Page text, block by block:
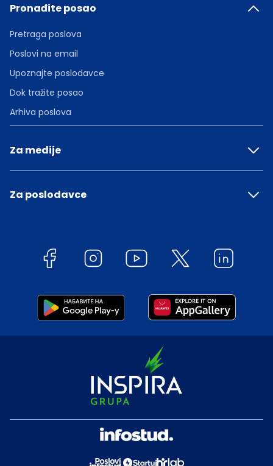
Pronađite posao
Pretraga poslova
Poslovi na email
Upoznajte poslodavce
Dok tražite posao
Arhiva poslova
Za medije
Za poslodavce